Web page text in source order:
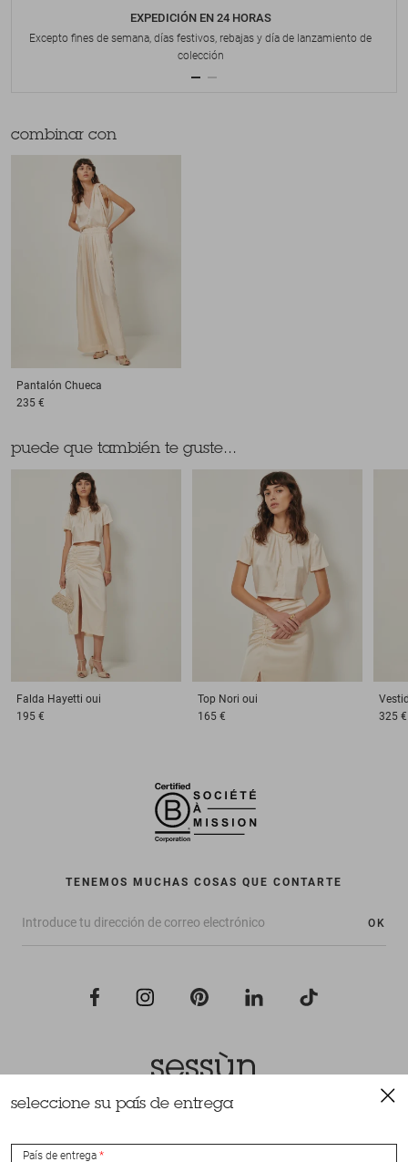
EXPEDICIÓN EN 24 HORAS
Excepto fines de semana, días festivos, rebajas y día de lanzamiento de
colección
combinar con
Pantalón Chueca
235 €
puede que también te guste...
Falda Hayetti oui
195 €
Top Nori oui
165 €
325 €
TENEMOS MUCHAS COSAS QUE CONTARTE
OK
Todos los derechos reservados Sessùn 2022
seleccione su país de entrega
País de entrega